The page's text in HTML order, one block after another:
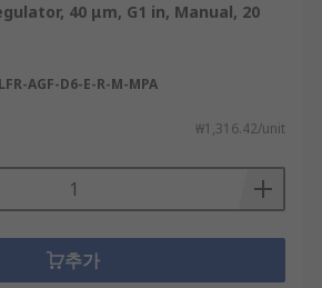
40 μm, G1 in, Manual, 20
AGF-D6-E-R-M-MPA
₩1,316.42/unit
추가